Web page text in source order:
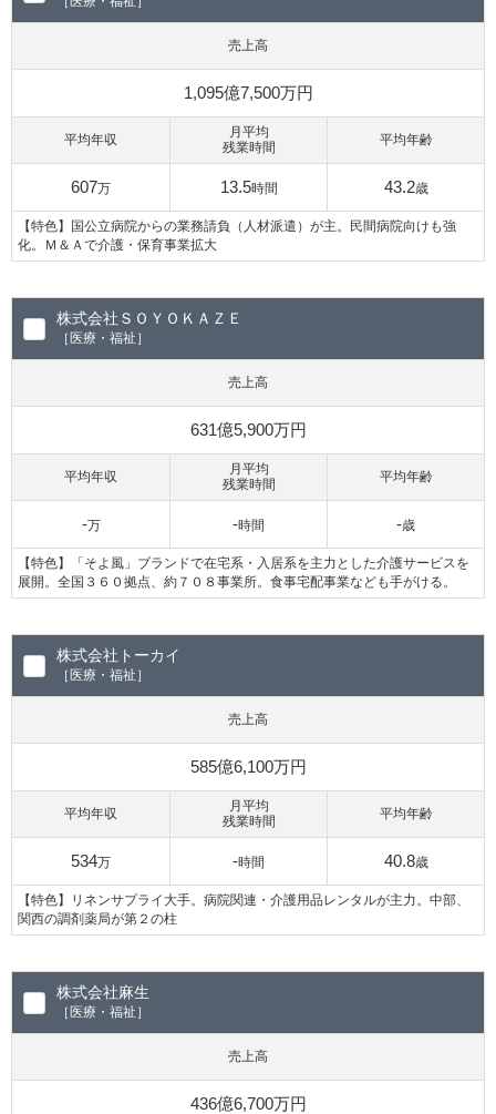
売上高
1,095億7,500万円
平均年収
607万
月平均
残業時間
13.5時間
平均年齢
43.2歳
【特色】国公立病院からの業務請負（人材派遣）が主。民間病院向けも強
化。Ｍ＆Ａで介護・保育事業拡大
株式会社ＳＯＹＯＫＡＺＥ
［医療・福祉］
売上高
631億5,900万円
平均年収
-万
月平均
残業時間
-時間
平均年齢
-歳
【特色】「そよ風」ブランドで在宅系・入居系を主力とした介護サービスを
展開。全国３６０拠点、約７０８事業所。食事宅配事業なども手がける。
株式会社トーカイ
［医療・福祉］
売上高
585億6,100万円
平均年収
534万
月平均
残業時間
-時間
平均年齢
40.8歳
【特色】リネンサプライ大手。病院関連・介護用品レンタルが主力。中部、
関西の調剤薬局が第２の柱
株式会社麻生
［医療・福祉］
売上高
436億6,700万円